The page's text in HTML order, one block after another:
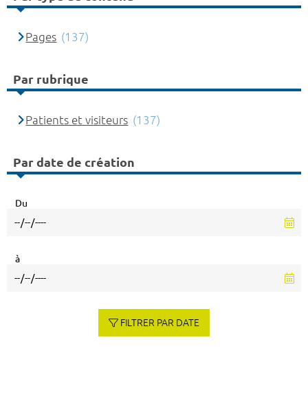
Pages (137)
Par rubrique
Patients et visiteurs (137)
Par date de création
Du
à
FILTRER PAR DATE